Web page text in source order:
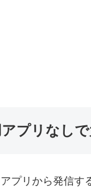
プリなし
プリから発信